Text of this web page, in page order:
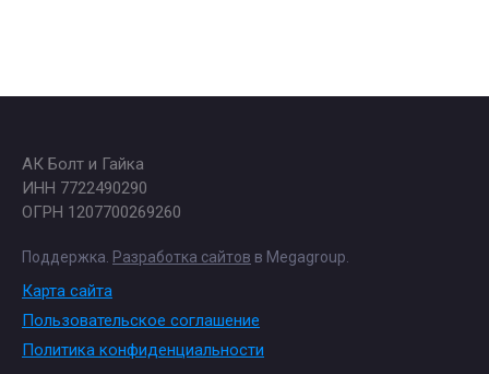
АК Болт и Гайка
ИНН 7722490290
ОГРН 1207700269260
Поддержка. Разработка сайтов в Megagroup.
Карта сайта
Пользовательское соглашение
Политика конфиденциальности